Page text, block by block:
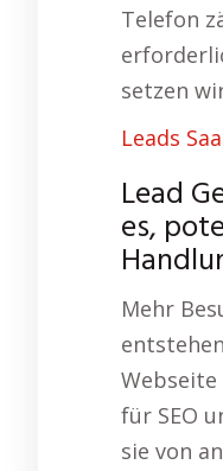
Telefon
setzen
Leads
Lead
es,
Mehr
für SEO
sie von